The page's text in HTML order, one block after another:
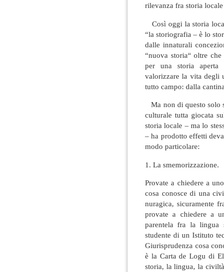
rilevanza fra storia
Così oggi la storia
“la storiografia – è lo
dalle innaturali
“nuova storia“ oltre
per una storia aperta
valorizzare la vita degli
tutto campo: dalla
Ma non di questo solo
culturale tutta giocata
storia locale – ma lo
– ha prodotto effetti
modo particolare:
1. La smemorizzazione.
Provate a chiedere a
cosa conosce di una
nuragica, sicuramente
provate a chiedere a
parentela fra la
studente di un Istituto
Giurisprudenza cosa
è la Carta de Logu di
storia, la lingua, la